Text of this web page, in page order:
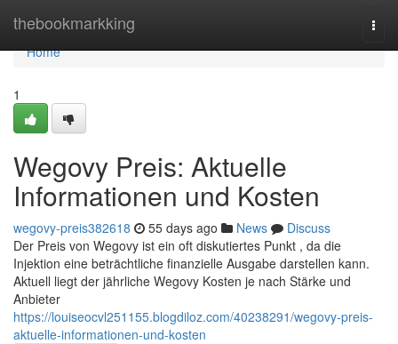
thebookmarkking
Home
Home
1
Wegovy Preis: Aktuelle
Informationen und Kosten
wegovy-preis382618 55 days ago News
Discuss
Der Preis von Wegovy ist ein oft diskutiertes Punkt , da die
Injektion eine beträchtliche finanzielle Ausgabe darstellen kann.
Aktuell liegt der jährliche Wegovy Kosten je nach Stärke und
Anbieter
https://louiseocvl251155.blogdiloz.com/40238291/wegovy-preis-
aktuelle-informationen-und-kosten